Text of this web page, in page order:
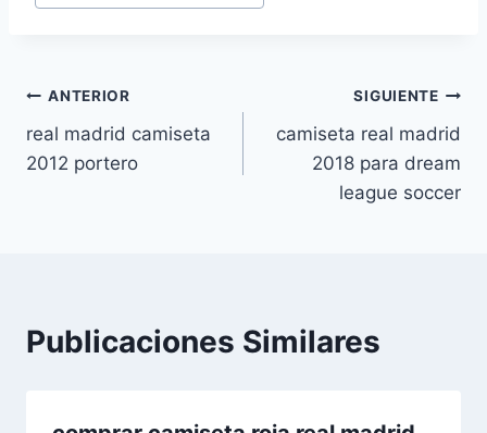
Navegación
de
ANTERIOR
real madrid camiseta
2012 portero
SIGUIENTE
camiseta real madrid
2018 para dream
league soccer
Publicaciones Similares